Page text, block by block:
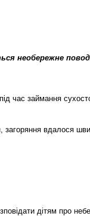
необережне
час займання
вдалося
дітям про